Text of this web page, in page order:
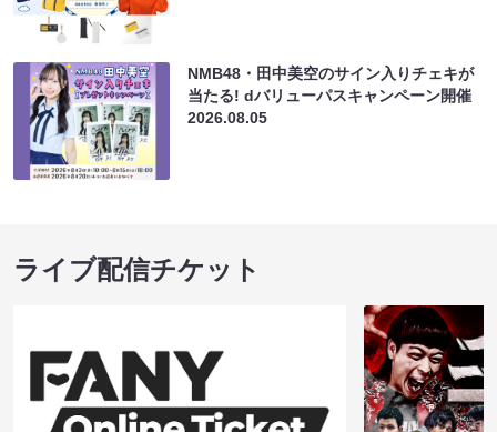
NMB48・田中美空のサイン入りチェキが
当たる! dバリューパスキャンペーン開催
2026.08.05
ライブ配信チケット